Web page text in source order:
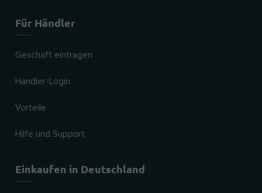
Für Händler
Geschäft eintragen
Händler-Login
Vorteile
Hilfe und Support
Einkaufen in Deutschland